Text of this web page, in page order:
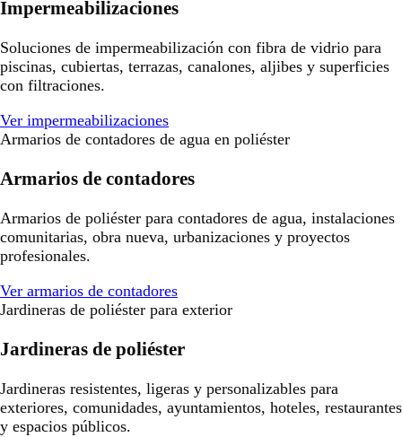
Impermeabilizaciones
Soluciones de impermeabilización con fibra de vidrio para
piscinas, cubiertas, terrazas, canalones, aljibes y superficies
con filtraciones.
Ver impermeabilizaciones
Armarios de contadores de agua en poliéster
Armarios de contadores
Armarios de poliéster para contadores de agua, instalaciones
comunitarias, obra nueva, urbanizaciones y proyectos
profesionales.
Ver armarios de contadores
Jardineras de poliéster para exterior
Jardineras de poliéster
Jardineras resistentes, ligeras y personalizables para
exteriores, comunidades, ayuntamientos, hoteles, restaurantes
y espacios públicos.